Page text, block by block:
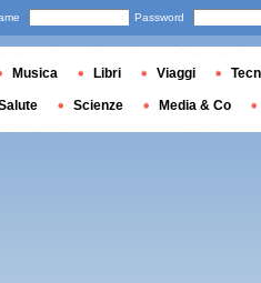
Password
Musica Libri Viaggi
Scienze Media & Co